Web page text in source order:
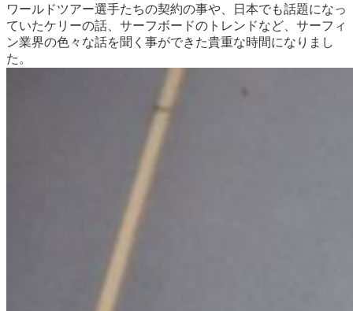
ワールドツアー選手たちの契約の事や、日本でも話題になっ
ていたケリーの話、サーフボードのトレンドなど、サーフィ
ン業界の色々な話を聞く事ができた貴重な時間になりまし
た。